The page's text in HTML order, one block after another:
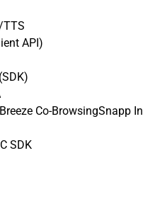
TTS
API)
Co-BrowsingSnapp In
SDK